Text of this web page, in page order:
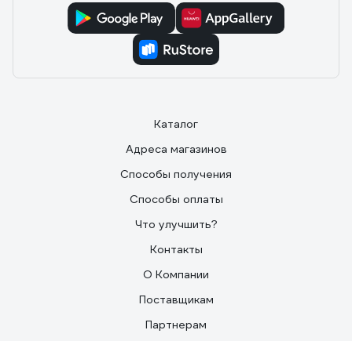
Каталог
Адреса магазинов
Способы получения
Способы оплаты
Что улучшить?
Контакты
О Компании
Поставщикам
Партнерам